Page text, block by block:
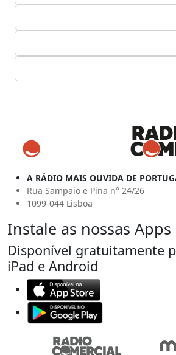
A RÁDIO MAIS OUVIDA DE
Rua Sampaio e Pina n° 24/26
1099-044 Lisboa
Instale as nossas Apps
Disponível gratuitamente
iPad e Android